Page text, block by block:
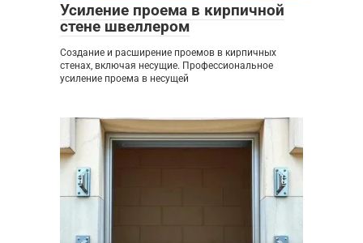
Усиление проема в кирпичной
стене швеллером
Создание и расширение проемов в кирпичных
стенах, включая несущие. Профессиональное
усиление проема в несущей